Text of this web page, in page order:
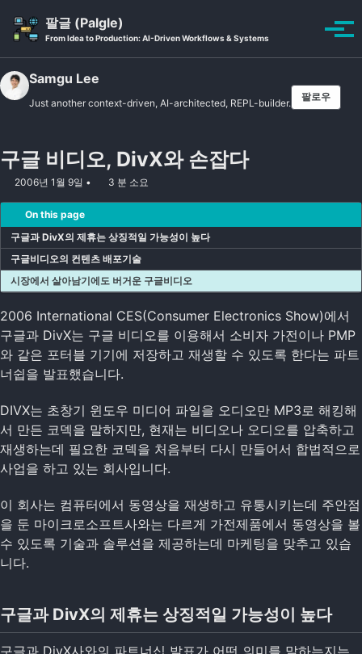
팔글 (Palgle)
From Idea to Production: AI-Driven Workflows & Systems
Toggle
토
Samgu Lee
Just another context-driven, AI-architected, REPL-builder.
팔로우
구글 비디오, DivX와 손잡다
2006년 1월 9일 3 분 소요
On this page
구글과 DivX의 제휴는 상징적일 가능성이 높다
구글비디오의 컨텐츠 배포기술
시장에서 살아남기에도 버거운 구글비디오
2006 International CES(Consumer Electronics Show)에서
구글과 DivX는 구글 비디오를 이용해서 소비자 가전이나 PMP
와 같은 포터블 기기에 저장하고 재생할 수 있도록 한다는 파트
너쉽을 발표했습니다.
DIVX는 초창기 윈도우 미디어 파일을 오디오만 MP3로 해킹해
서 만든 코덱을 말하지만, 현재는 비디오나 오디오를 압축하고
재생하는데 필요한 코덱을 처음부터 다시 만들어서 합법적으로
사업을 하고 있는 회사입니다.
이 회사는 컴퓨터에서 동영상을 재생하고 유통시키는데 주안점
을 둔 마이크로소프트사와는 다르게 가전제품에서 동영상을 볼
수 있도록 기술과 솔루션을 제공하는데 마케팅을 맞추고 있습
니다.
구글과 DivX의 제휴는 상징적일 가능성이 높다
구글과 DivX사와의 파트너십 발표가 어떤 의미를 말하는지는